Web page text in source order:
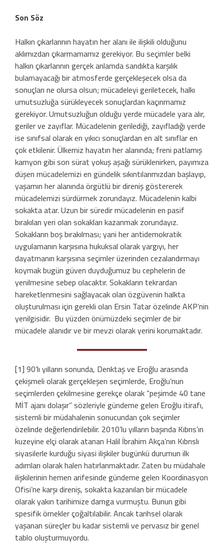
Son Söz
Halkın çıkarlarının hayatın her alanı ile ilişkili olduğunu
aklımızdan çıkarmamamız gerekiyor. Bu seçimler belki
halkın çıkarlarının gerçek anlamda sandıkta karşılık
bulamayacağı bir atmosferde gerçekleşecek olsa da
sonuçları ne olursa olsun; mücadeleyi geriletecek, halkı
umutsuzluğa sürükleyecek sonuçlardan kaçınmamız
gerekiyor. Umutsuzluğun olduğu yerde mücadele yara alır,
geriler ve zayıflar. Mücadelenin gerilediği, zayıfladığı yerde
ise sınıfsal olarak en yıkıcı sonuçlardan en alt sınıflar en
çok etkilenir. Ülkemiz hayatın her alanında; freni patlamış
kamyon gibi son sürat yokuş aşağı sürüklenirken, payımıza
düşen mücadelemizi en gündelik sıkıntılarımızdan başlayıp,
yaşamın her alanında örgütlü bir direniş göstererek
mücadelemizi sürdürmek zorundayız. Mücadelenin kalbi
sokakta atar. Uzun bir süredir mücadelenin en pasif
bırakılan yeri olan sokakları kazanmak zorundayız.
Sokakların boş bırakılması; yani her antidemokratik
uygulamanın karşısına hukuksal olarak yargıyı, her
dayatmanın karşısına seçimler üzerinden cezalandırmayı
koymak bugün güven duyduğumuz bu cephelerin de
yenilmesine sebep olacaktır. Sokakların tekrardan
hareketlenmesini sağlayacak olan özgüvenin halkta
oluşturulması için gerekli olan Ersin Tatar özelinde AKP’nin
yenilgisidir. Bu yüzden önümüzdeki seçimler de bir
mücadele alanıdır ve bir mevzi olarak yerini korumaktadır.
[1] 90’lı yılların sonunda, Denktaş ve Eroğlu arasında
çekişmeli olarak gerçekleşen seçimlerde, Eroğlu’nun
seçimlerden çekilmesine gerekçe olarak “peşimde 40 tane
MİT ajanı dolaşır” sözleriyle gündeme gelen Eroğlu itirafı,
sistemli bir müdahalenin sonucundan çok seçimler
özelinde değerlendirilebilir. 2010’lu yılların başında Kıbrıs’ın
kuzeyine elçi olarak atanan Halil İbrahim Akça’nın Kıbrıslı
siyasilerle kurduğu siyasi ilişkiler bugünkü durumun ilk
adımları olarak halen hatırlanmaktadır. Zaten bu müdahale
ilişkilerinin hemen arifesinde gündeme gelen Koordinasyon
Ofisi’ne karşı direniş, sokakta kazanılan bir mücadele
olarak yakın tarihimize damga vurmuştu. Bunun gibi
spesifik örnekler çoğaltılabilir. Ancak tarihsel olarak
yaşanan süreçler bu kadar sistemli ve pervasız bir genel
tablo oluşturmuyordu.